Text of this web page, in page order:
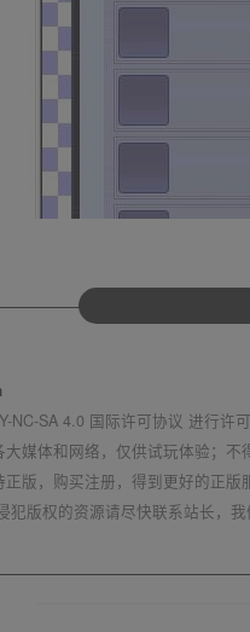
NC-SA 4.0 国际许可协议 进行许
媒体和网络，仅供试玩体验；
版，购买注册，得到更好的正版
版权的资源请尽快联系站长，我